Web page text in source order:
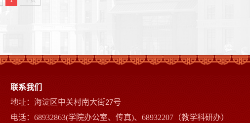
联系我们
地址：海淀区中关村南大街27号
电话：68932863(学院办公室、传真)、68932207（教学科研办）